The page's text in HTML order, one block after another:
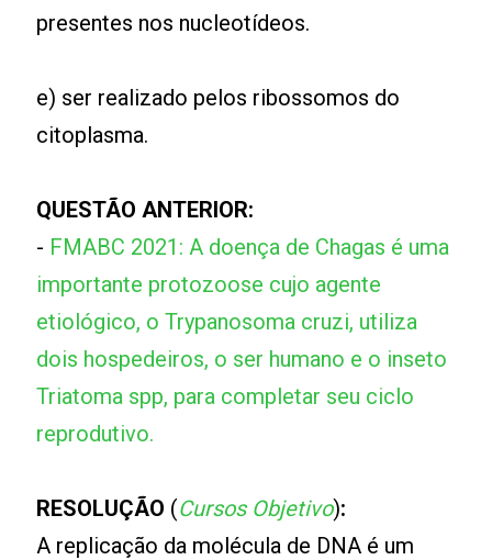
presentes nos nucleotídeos.
e) ser realizado pelos ribossomos do
citoplasma.
QUESTÃO ANTERIOR:
- FMABC 2021: A doença de Chagas é uma
importante protozoose cujo agente
etiológico, o Trypanosoma cruzi, utiliza
dois hospedeiros, o ser humano e o inseto
Triatoma spp, para completar seu ciclo
reprodutivo.
RESOLUÇÃO (Cursos Objetivo):
A replicação da molécula de DNA é um